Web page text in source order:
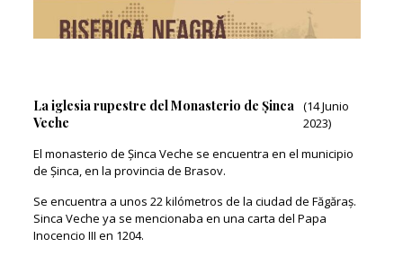
La iglesia rupestre del Monasterio de Șinca
Veche
(14 Junio
2023)
El monasterio de Șinca Veche se encuentra en el municipio
de Șinca, en la provincia de Brasov.
Se encuentra a unos 22 kilómetros de la ciudad de Făgăraș.
Sinca Veche ya se mencionaba en una carta del Papa
Inocencio III en 1204.